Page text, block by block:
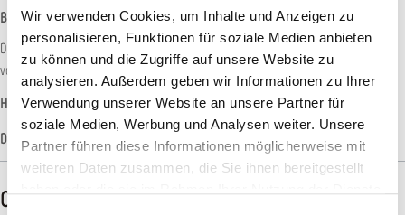
Wir verwenden Cookies, um Inhalte und Anzeigen zu
personalisieren, Funktionen für soziale Medien anbieten
zu können und die Zugriffe auf unsere Website zu
analysieren. Außerdem geben wir Informationen zu Ihrer
Verwendung unserer Website an unsere Partner für
soziale Medien, Werbung und Analysen weiter. Unsere
Partner führen diese Informationen möglicherweise mit
weiteren Daten zusammen, die Sie ihnen bereitgestellt
Beschreibung
Die schnelle und einfache Art Seilenden zu versiegeln. Beugt dem Ausfransen
vor. Bildet eine beständige, dehnbare Schicht. I…
Hersteller-Informationen
Datenblätter
CLP-/REACH-Hinweise